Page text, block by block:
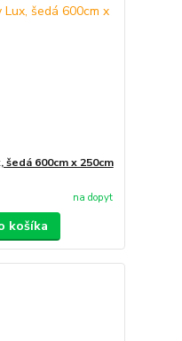
600cm x 250cm
na dopyt
košíka